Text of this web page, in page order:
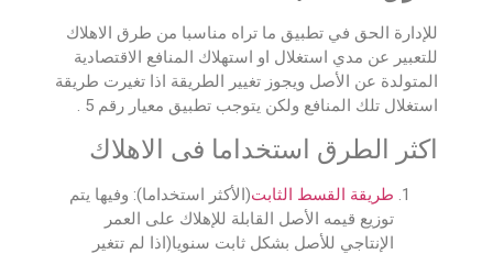
للإدارة الحق في تطبيق ما تراه مناسبا من طرق الاهلاك
للتعبير عن مدي استغلال او استهلاك المنافع الاقتصادية
المتولدة عن الأصل ويجوز تغيير الطريقة اذا تغيرت طريقة
استغلال تلك المنافع ولكن يتوجب تطبيق معيار رقم 5 .
اكثر الطرق استخداما فى الاهلاك
طريقة القسط الثابت(الأكثر استخداما): وفيها يتم
توزيع قيمه الأصل القابلة للإهلاك على العمر
الإنتاجي للأصل بشكل ثابت سنويا(اذا لم تتغير